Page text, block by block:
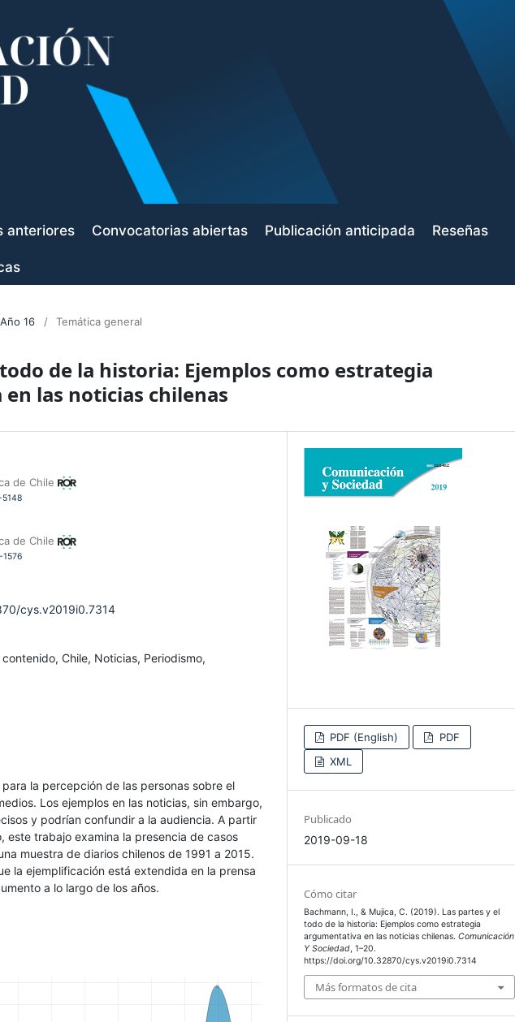
anteriores Convocatorias abiertas Publicación anticipada Reseñas
16 / Temática general
de la historia: Ejemplos como estrategia
las noticias chilenas
de Chile
de Chile
cys.v2019i0.7314
Chile, Noticias, Periodismo,
la percepción de las personas sobre el
Los ejemplos en las noticias, sin embargo,
y podrían confundir a la audiencia. A partir
este trabajo examina la presencia de casos
muestra de diarios chilenos de 1991 a 2015.
la ejemplificación está extendida en la prensa
a lo largo de los años.
PDF (English)
PDF
XML
Publicado
2019-09-18
Cómo citar
Bachmann, I., & Mujica, C. (2019). Las partes y el
todo de la historia: Ejemplos como estrategia
argumentativa en las noticias chilenas.Comunicación
Y Sociedad, 1–20.
https://doi.org/10.32870/cys.v2019i0.7314
Más formatos de cita